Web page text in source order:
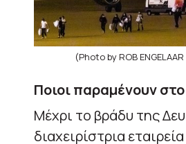
(Photo by ROB ENGELAAR
Ποιοι παραμένουν
Μέχρι το βράδυ της
διαχειρίστρια